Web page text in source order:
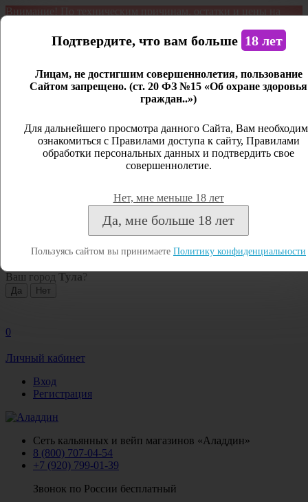
Внимание! По техническим причинам, остатки и цены на
является демонстрационным. Дистанционная продажа не
Открыть сайдбар
Личный кабинет
Закрыть
Посмотреть все результаты
Ваш город Тула ?
0
Личный кабинет
Вход
Регистрация
Сеть кальянных и вейп магазинов «Аладдин»
8 (800) 707-04-54
+7 (920) 799-01-39
Звонок по России бесплатный
Подтвердите, что вам больше 18 лет
Лицам, не достигшим совершеннолетия, пользование
Сайтом запрещено. (ст. 20 ФЗ №15 «Об охране здоровья
граждан..»)
Для дальнейшего просмотра данного Сайта, Вам
ознакомиться с Правилами доступа к сайту, Правилами
обработки персональных данных и подтвердить свое
совершеннолетие.
Нет, мне меньше 18 лет
Да, мне больше 18 лет
Пользуясь сайтом вы принимаете Политику конфиденциальности